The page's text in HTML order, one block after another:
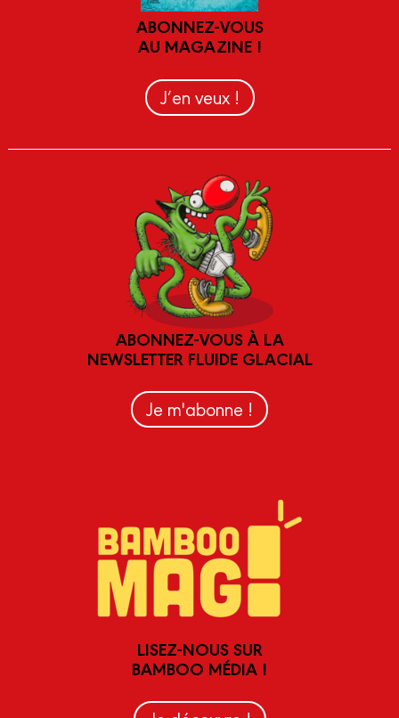
ABONNEZ-VOUS
AU MAGAZINE !
J’en veux !
ABONNEZ-VOUS À LA
NEWSLETTER FLUIDE GLACIAL
Je m'abonne !
LISEZ-NOUS SUR
BAMBOO MÉDIA !